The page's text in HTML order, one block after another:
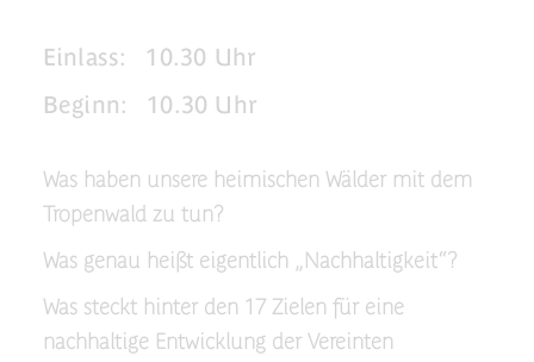
Einlass:
10.30 Uhr
Beginn:
10.30 Uhr
Was haben unsere heimischen Wälder mit dem
Tropenwald zu tun?
Was genau heißt eigentlich „Nachhaltigkeit“?
Was steckt hinter den 17 Zielen für eine
nachhaltige Entwicklung der Vereinten